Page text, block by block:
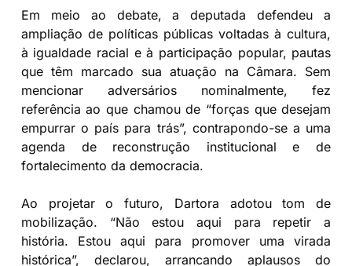
Em meio ao debate, a deputada defendeu a
ampliação de políticas públicas voltadas à cultura,
à igualdade racial e à participação popular, pautas
que têm marcado sua atuação na Câmara. Sem
mencionar adversários nominalmente, fez
referência ao que chamou de “forças que desejam
empurrar o país para trás”, contrapondo-se a uma
agenda de reconstrução institucional e de
fortalecimento da democracia.
Ao projetar o futuro, Dartora adotou tom de
mobilização. “Não estou aqui para repetir a
história. Estou aqui para promover uma virada
histórica”, declarou, arrancando aplausos do